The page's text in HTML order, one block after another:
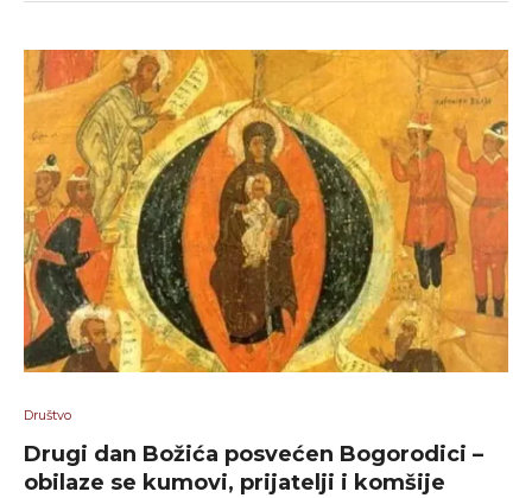
Društvo
Drugi dan Božića posvećen Bogorodici –
obilaze se kumovi, prijatelji i komšije